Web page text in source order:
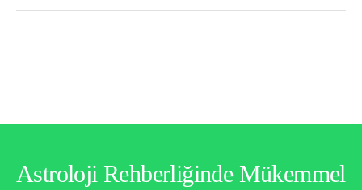
Astroloji Rehberliğinde Mükemmel